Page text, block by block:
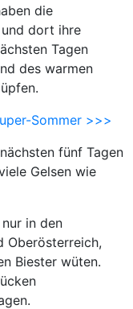
die
dort ihre
Tagen
des warmen
Sommer >>>
fünf Tagen
Gelsen wie
in den
Oberösterreich,
Biester wüten.